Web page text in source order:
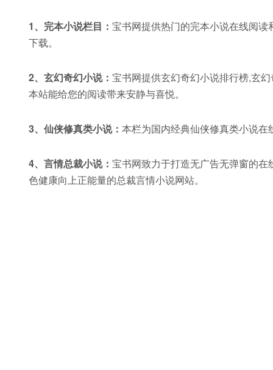
1、完本小说栏目： 宝书网提供热门的完本小说在线阅
下载。
2、玄幻奇幻小说： 宝书网提供玄幻奇幻小说排行榜,玄
本站能给您的阅读带来安静与喜悦。
3、仙侠修真类小说： 本栏为国内经典仙侠修真类小说
4、言情总裁小说： 宝书网致力于打造无广告无弹窗的
色健康向上正能量的总裁言情小说网站。